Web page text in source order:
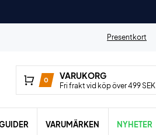
Presentkort
0 VARUKORG
Fri frakt vid köp över 499 SEK
VARUMÄRKEN NYHETER